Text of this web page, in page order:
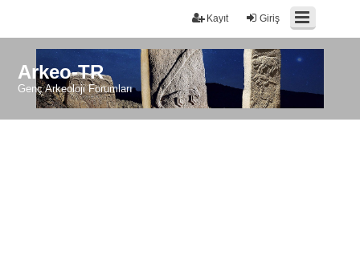
Giriş
Kayıt
Arkeo-TR
Genç Arkeoloji Forumları